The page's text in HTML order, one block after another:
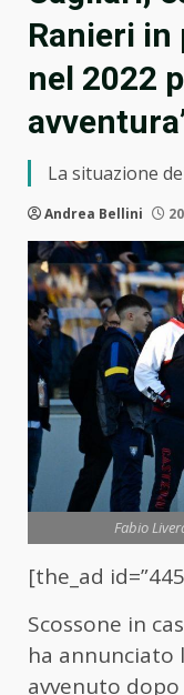
Ranieri in
nel 2022
La situazione
Andrea Bellini
Fabio
[the_ad
Scossone in
ha annunciato
avvenuto